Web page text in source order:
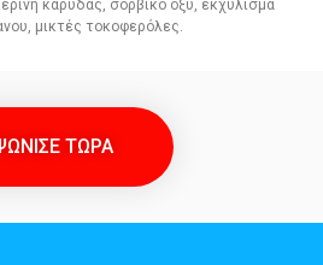
καρύδας, σορβικό οξύ, εκχύλισμα
μικτές τοκοφερόλες.
ΤΩΡΑ